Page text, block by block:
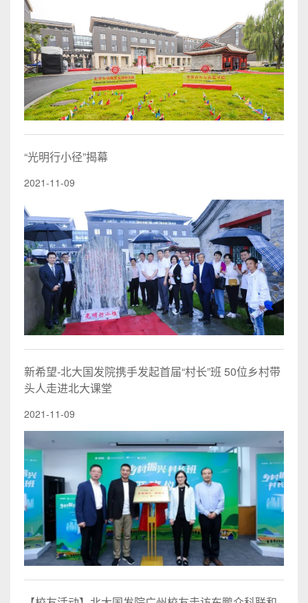
“光明行小径”揭幕
2021-11-09
新希望-北大国发院携手发起首届“村长”班 50位乡村带
头人走进北大课堂
2021-11-09